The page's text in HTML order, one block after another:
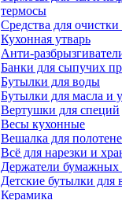
термосы
Средства для
Кухонная утварь
Анти-
Банки для сыпучих
Бутылки для воды
Бутылки для масла и
Вертушки для специй
Весы кухонные
Вешалка для
Всё для нарезки и
Держатели бумажных
Детские бутылки для
Керамика